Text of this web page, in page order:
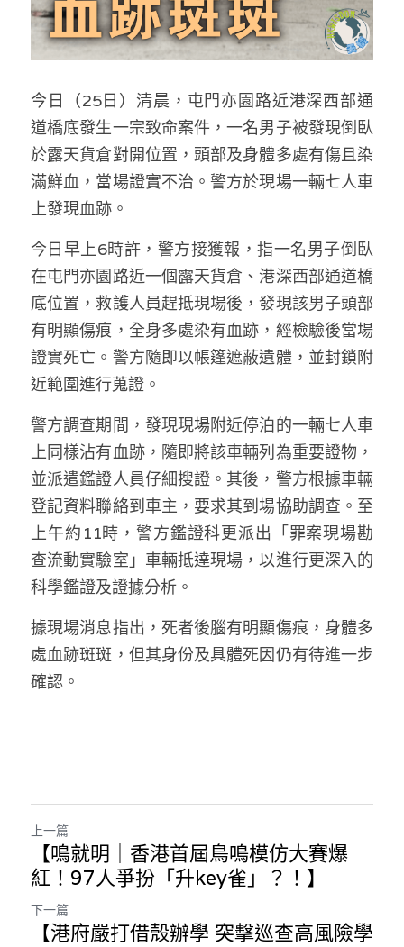
美西極權主義
極端暴恐實錄
莫綺琪專欄
招國偉專欄
高松傑專欄
林伯強專欄
馮煒光專欄
趙處機專欄
KOL 精選
大衛sir專欄
龔靜儀大律師專欄
陳貴春大律師專欄
陳子遷律師專欄
羅浚軒專欄
汪明欣專欄
黎智英案審訊
35+顛覆案
休閒好介紹
花生仔漫畫週記
人才招聘
商戶合作
支持讚助
條款及細則
關於我們
搜索
繁體中文
English
今日（25日）清晨，屯門亦園路近港深西部通
道橋底發生一宗致命案件，一名男子被發現倒臥
於露天貨倉對開位置，頭部及身體多處有傷且染
滿鮮血，當場證實不治。警方於現場一輛七人車
上發現血跡。
今日早上6時許，警方接獲報，指一名男子倒臥
在屯門亦園路近一個露天貨倉、港深西部通道橋
底位置，救護人員趕抵現場後，發現該男子頭部
有明顯傷痕，全身多處染有血跡，經檢驗後當場
證實死亡。警方隨即以帳篷遮蔽遺體，並封鎖附
近範圍進行蒐證。
警方調查期間，發現現場附近停泊的一輛七人車
上同樣沾有血跡，隨即將該車輛列為重要證物，
並派遣鑑證人員仔細搜證。其後，警方根據車輛
登記資料聯絡到車主，要求其到場協助調查。至
上午約11時，警方鑑證科更派出「罪案現場勘
查流動實驗室」車輛抵達現場，以進行更深入的
科學鑑證及證據分析。
據現場消息指出，死者後腦有明顯傷痕，身體多
處血跡斑斑，但其身份及具體死因仍有待進一步
確認。
上一篇
【鳴就明｜香港首屆鳥鳴模仿大賽爆
紅！97人爭扮「升key雀」？！】
下一篇
【港府嚴打借殼辦學 突擊巡查高風險學